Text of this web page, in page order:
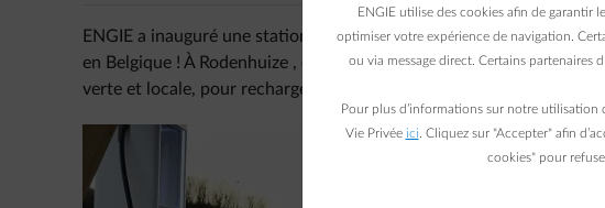
ENGIE a inauguré une station de recharge ultrarapide alimentée
en Belgique ! À Rodenhuize , en Flandre orientale, les bornes
verte et locale, pour recharger la batterie de votre voiture
ENGIE utilise des cookies afin de
optimiser votre expérience de navigation.
ou via message direct. Certains partenaires
Pour plus d’informations sur notre
Vie Privée ici . Cliquez sur "Accepter" afin
cookies" pour